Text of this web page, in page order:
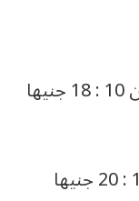
تراوحت أسعار البرتقال الصيفي من 10 : 18 جنيها
تراوحت أسعار جريب فروت من 12 : 20 جنيها